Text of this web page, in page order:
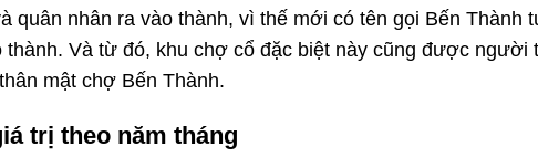
quân nhân ra vào thành, vì thế mới có tên gọi Bến Thành
Và từ đó, khu chợ cổ đặc biệt này cũng được người
mật chợ Bến Thành.
trị theo năm tháng